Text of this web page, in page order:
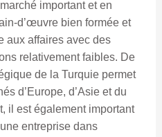
important et en
d’œuvre bien formée et
aux affaires avec des
relativement faibles. De
de la Turquie permet
d’Europe, d’Asie et du
il est également important
entreprise dans